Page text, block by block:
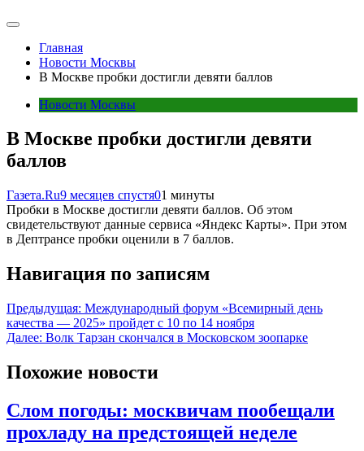
Главная
Новости Москвы
В Москве пробки достигли девяти баллов
Новости Москвы
В Москве пробки достигли девяти
баллов
Газета.Ru9 месяцев спустя01 минуты
Пробки в Москве достигли девяти баллов. Об этом
свидетельствуют данные сервиса «Яндекс Карты». При этом
в Дептрансе пробки оценили в 7 баллов.
Навигация по записям
Предыдущая: Международный форум «Всемирный день
качества — 2025» пройдет с 10 по 14 ноября
Далее: Волк Тарзан скончался в Московском зоопарке
Похожие новости
Слом погоды: москвичам пообещали
прохладу на предстоящей неделе